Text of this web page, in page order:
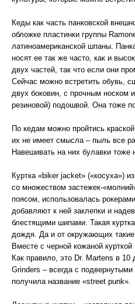
Кеды как часть панковской
обложке пластинки группы
латиноамериканской шпаны.
носят ее так же часто, как и
двух частей, так что если они
Сейчас можно встретить обувь,
двух боковин, с прочным носком
резиновой) подошвой. Она тоже
По кедам можно пройтись
их не имеет смысла – пыль все
Навешивать на них булавки тоже
Куртка «biker jacket» («косуха»)
со множеством застежек-
поясом, использовалась
добавляют к ней заклепки и
блестящими шипами. Такая
дождя. Да и от окружающих
Вместе с черной кожаной
Как правило, это Dr. Martens в
Grinders – всегда с
получила название «street punk».